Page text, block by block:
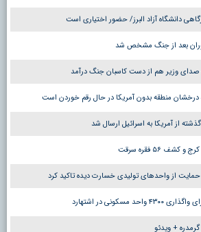
دانشگاه آزاد البرز/ حضور اختیاری است
بعد از جنگ مشخص شد
صدای وزیر هم از دست کاسبان جنگ درآمد
درخشان منطقه بدون آمریکا در حال رقم خوردن است
۵۶ فقره سرقت
و حمایت از واحدهای تولیدی خسارت دیده تاکید کرد
مسکونی در اشتهارد
+ ویدئو